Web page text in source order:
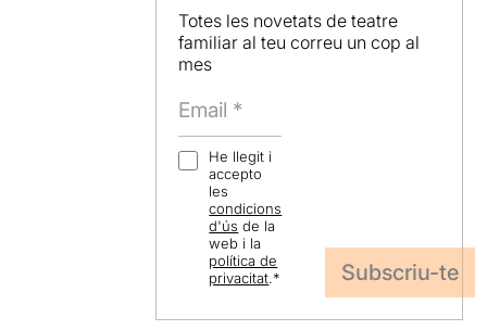
Totes les novetats de teatre
familiar al teu correu un cop al
mes
He llegit i
accepto
les
condicions
d'ús de la
web i la
política de
privacitat.*